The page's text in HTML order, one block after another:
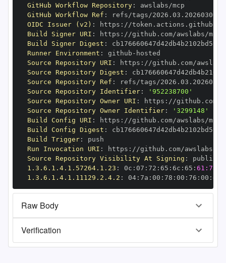
GitHub Workflow Repository:
GitHub Workflow Ref :
OIDC Issuer (v2) : https :
Build Signer URI : https :
Build Signer Digest :
Runner Environment : github -
Source Repository URI : https :
Source Repository Digest :
Source Repository Ref :
Source Repository Identifier:
'952238700'
Source Repository Owner URI : https :
Source Repository Owner Identifier:
'3299148'
Build Config URI : https :
Build Config Digest :
Build Trigger:
Run Invocation URI : https :
Source Repository Visibility At Signing :
1.3.6.1.4.1.57264.1.23 : 0c : 07 : 72 : 65 : 6c : 65 :
1.3.6.1.4.1.11129.2.4.2 : 04: 7a : 00 : 78 : 00 : 76 : 00 : dd
Raw Body
Verification